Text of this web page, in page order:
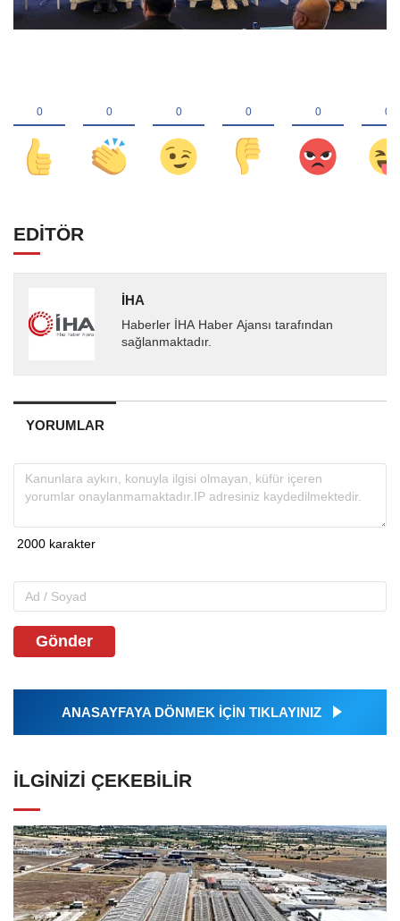
EDİTÖR
İHA
Haberler İHA Haber Ajansı tarafından
sağlanmaktadır.
YORUMLAR
Gönder
ANASAYFAYA DÖNMEK İÇİN TIKLAYINIZ
İLGINIZI ÇEKEBILIR